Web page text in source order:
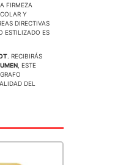
FIRMEZA
Y
DIRECTIVAS
ESTILIZADO ES
. RECIBIRÁS
, ESTE
DEL